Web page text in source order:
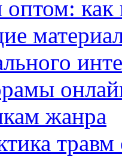
оптом:
жанра
травм